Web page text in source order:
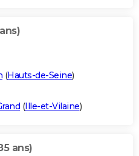
(Hauts-de-Seine)
(Ille-et-Vilaine)
ans)